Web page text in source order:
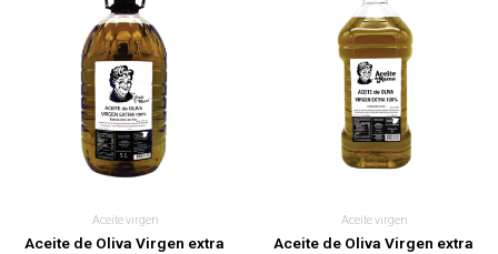
Aceite virgen
Aceite de Oliva Virgen extra
Aceite virgen
Aceite de Oliva Virgen extra